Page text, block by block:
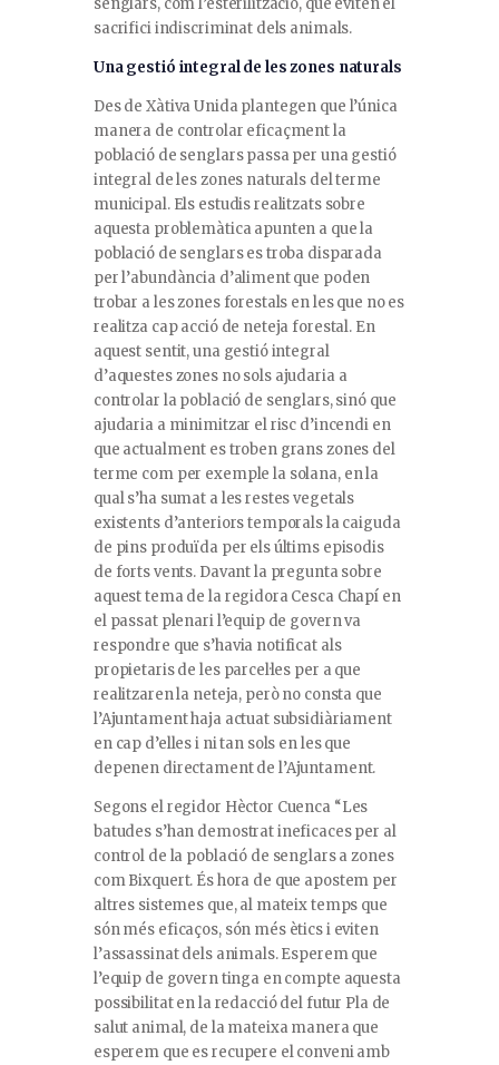
sacrifici indiscriminat dels animals.
Una gestió integral de les zones naturals
Des de Xàtiva Unida plantegen que l’única
manera de controlar eficaçment la
població de senglars passa per una gestió
integral de les zones naturals del terme
municipal. Els estudis realitzats sobre
aquesta problemàtica apunten a que la
població de senglars es troba disparada
per l’abundància d’aliment que poden
trobar a les zones forestals en les que no es
realitza cap acció de neteja forestal. En
aquest sentit, una gestió integral
d’aquestes zones no sols ajudaria a
controlar la població de senglars, sinó que
ajudaria a minimitzar el risc d’incendi en
que actualment es troben grans zones del
terme com per exemple la solana, en la
qual s’ha sumat a les restes vegetals
existents d’anteriors temporals la caiguda
de pins produïda per els últims episodis
de forts vents. Davant la pregunta sobre
aquest tema de la regidora Cesca Chapí en
el passat plenari l’equip de govern va
respondre que s’havia notificat als
propietaris de les parcel·les per a que
realitzaren la neteja, però no consta que
l’Ajuntament haja actuat subsidiàriament
en cap d’elles i ni tan sols en les que
depenen directament de l’Ajuntament.
Segons el regidor Hèctor Cuenca “Les
batudes s’han demostrat ineficaces per al
control de la població de senglars a zones
com Bixquert. És hora de que apostem per
altres sistemes que, al mateix temps que
són més eficaços, són més ètics i eviten
l’assassinat dels animals. Esperem que
l’equip de govern tinga en compte aquesta
possibilitat en la redacció del futur Pla de
salut animal, de la mateixa manera que
esperem que es recupere el conveni amb